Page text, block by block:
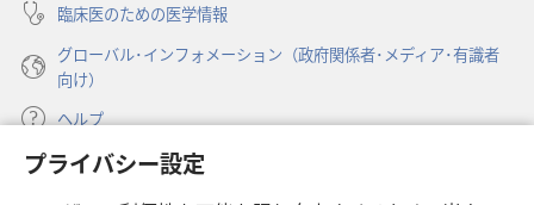
プライバシー設定
臨床医のための医学情報
グローバル･インフォメーション（政府関係者･メディア･有識者
向け）
ヘルプ
寄付